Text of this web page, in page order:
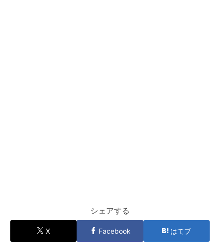
シェアする
X Facebook はてブ